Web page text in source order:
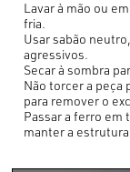
Lavar à mão ou
fria.
Usar sabão
agressivos.
Secar à sombra
Não torcer a peça
para remover o
Passar a ferro em
manter a estrutura